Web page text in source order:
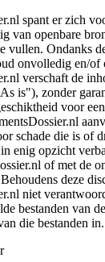
spant er zich
van openbare
vullen. Ondanks
onvolledig en/of
verschaft de
is"), zonder
voor
schade die is of
enig opzicht
of met de
deze
niet
bestanden van
die bestanden in.